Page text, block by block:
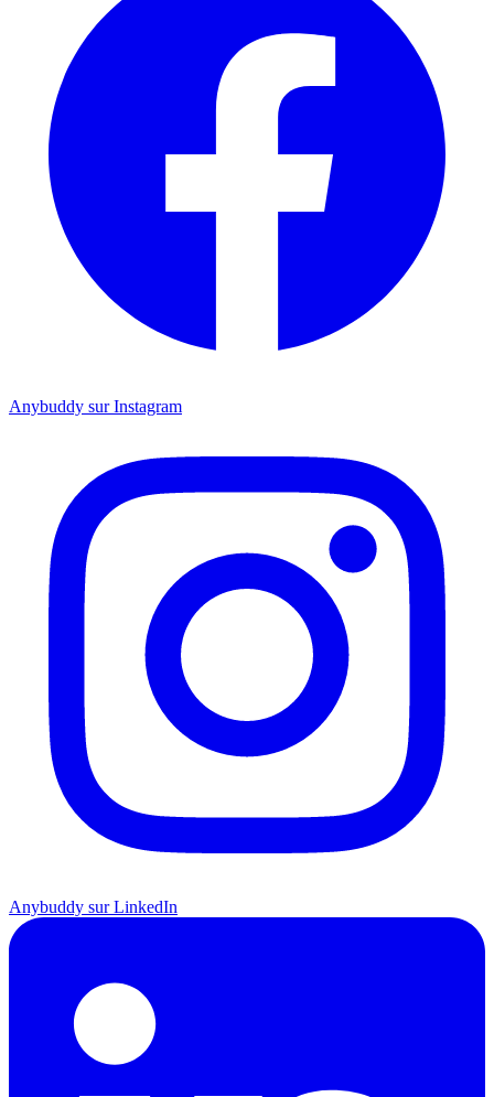
Anybuddy sur Instagram
Anybuddy sur LinkedIn